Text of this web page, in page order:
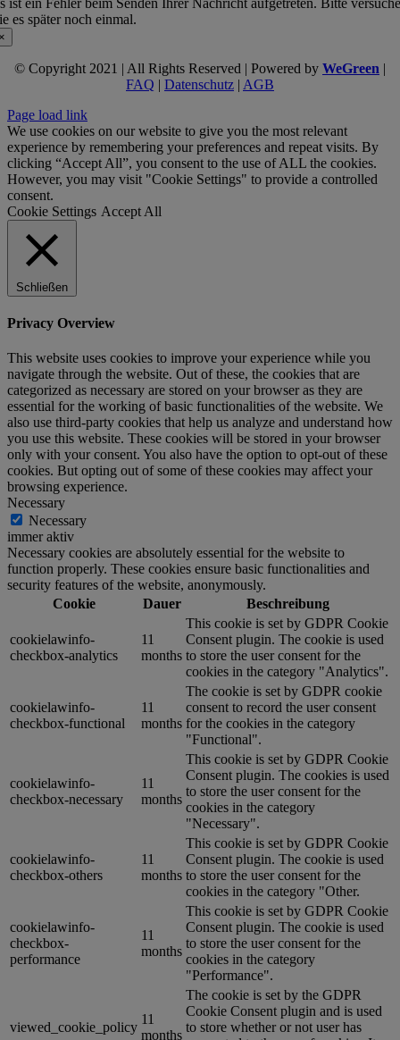
ist ein Fehler beim Senden Ihrer Nachricht aufgetreten. Bitte
es später noch einmal.
© Copyright 2021 | All Rights Reserved | Powered by WeGreen |
FAQ | Datenschutz | AGB
Page load link
We use cookies on our website to give you the most relevant
experience by remembering your preferences and repeat visits. By
clicking “Accept All”, you consent to the use of ALL the cookies.
However, you may visit "Cookie Settings" to provide a controlled
consent.
Cookie Settings Accept All
Schließen
Privacy Overview
This website uses cookies to improve your experience while you
navigate through the website. Out of these, the cookies that are
categorized as necessary are stored on your browser as they are
essential for the working of basic functionalities of the website. We
also use third-party cookies that help us analyze and understand how
you use this website. These cookies will be stored in your browser
only with your consent. You also have the option to opt-out of these
cookies. But opting out of some of these cookies may affect your
browsing experience.
Necessary
Necessary
immer aktiv
Necessary cookies are absolutely essential for the website to
function properly. These cookies ensure basic functionalities and
security features of the website, anonymously.
Cookie
Dauer Beschreibung
cookielawinfo-
checkbox-analytics
11
months
This cookie is set by GDPR Cookie
Consent plugin. The cookie is used
to store the user consent for the
cookies in the category "Analytics".
cookielawinfo-
checkbox-functional
11
months
The cookie is set by GDPR cookie
consent to record the user consent
for the cookies in the category
"Functional".
cookielawinfo-
checkbox-necessary
11
months
This cookie is set by GDPR Cookie
Consent plugin. The cookies is used
to store the user consent for the
cookies in the category
"Necessary".
cookielawinfo-
checkbox-others
11
months
This cookie is set by GDPR Cookie
Consent plugin. The cookie is used
to store the user consent for the
cookies in the category "Other.
cookielawinfo-
checkbox-
performance
11
months
This cookie is set by GDPR Cookie
Consent plugin. The cookie is used
to store the user consent for the
cookies in the category
"Performance".
viewed_cookie_policy
11
months
The cookie is set by the GDPR
Cookie Consent plugin and is used
to store whether or not user has